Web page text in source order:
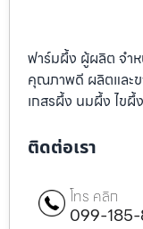
ฟาร์มผึ้ง ผู้ผลิต จำ
คุณภาพดี ผลิตและ
เกสรผึ้ง นมผึ้ง ไข
ติดต่อเรา
โทร คลิก
099-